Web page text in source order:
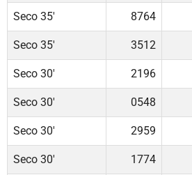
Seco 35' 8764
Seco 35' 3512
Seco 30' 2196
Seco 30' 0548
Seco 30' 2959
Seco 30' 1774